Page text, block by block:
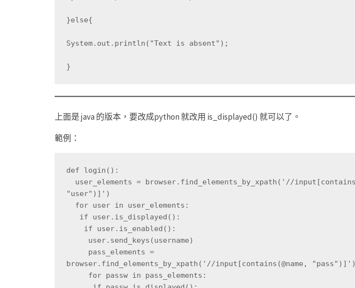
}else{
System.out.println("Text is absent");
}
上面是 java 的版本，要改成python 就改用 is_displayed() 就可以了。
範例：
def login():
"user")]')
  for user in user_elements:
   if user.is_displayed():
    if user.is_enabled():
     user.send_keys(username)
browser.find_elements_by_xpath('//input[contains(@name, "pass")]')
     for passw in pass_elements: